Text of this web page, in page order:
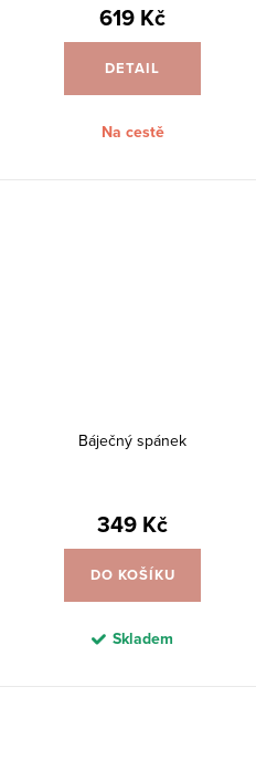
619 Kč
DETAIL
Na cestě
Báječný spánek
349 Kč
DO KOŠÍKU
Skladem